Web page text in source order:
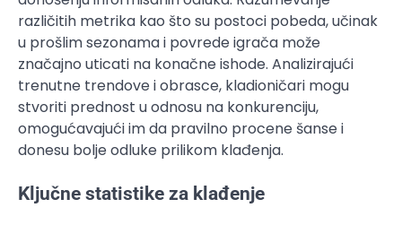
različitih metrika kao što su postoci pobeda, učinak
u prošlim sezonama i povrede igrača može
značajno uticati na konačne ishode. Analizirajući
trenutne trendove i obrasce, kladioničari mogu
stvoriti prednost u odnosu na konkurenciju,
omogućavajući im da pravilno procene šanse i
donesu bolje odluke prilikom klađenja.
Ključne statistike za klađenje